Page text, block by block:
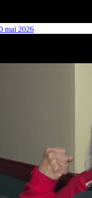
mai 2026